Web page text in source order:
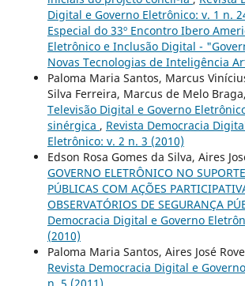
Digital e Governo Eletrônico: v. 1 n.
Especial do 33º Encontro Ibero
Eletrônico e Inclusão Digital -
Novas Tecnologias de Inteligência
Paloma Maria Santos, Marcus
Silva Ferreira, Marcus de Melo
Televisão Digital e Governo
sinérgica , Revista Democracia
Eletrônico: v. 2 n. 3 (2010)
Edson Rosa Gomes da Silva, Aires
GOVERNO ELETRÔNICO NO
PÚBLICAS COM AÇÕES
OBSERVATÓRIOS DE SEGURANÇA
Democracia Digital e Governo
(2010)
Paloma Maria Santos, Aires José
Revista Democracia Digital e